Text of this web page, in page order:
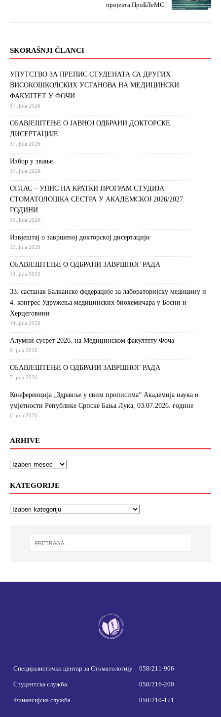
пројекта ПроБЛеМС
SKORAŠNJI ČLANCI
УПУТСТВО ЗА ПРЕПИС СТУДЕНАТА СА ДРУГИХ
ВИСОКОШКОЛСКИХ УСТАНОВА НА МЕДИЦИНСКИ
ФАКУЛТЕТ У ФОЧИ
17. jula 2026.
ОБАВЈЕШТЕЊЕ О ЈАВНОЈ ОДБРАНИ ДОКТОРСКЕ
ДИСЕРТАЦИЈЕ
17. jula 2026.
Избор у звање
17. jula 2026.
ОГЛАС – УПИС НА КРАТКИ ПРОГРАМ СТУДИЈА
СТОМАТОЛОШКА СЕСТРА У АКАДЕМСКОЈ 2026/2027.
ГОДИНИ
15. jula 2026.
Извjeштaj o зaвршeнoj дoктoрскoj дисeртaциjи
15. jula 2026.
ОБАВЈЕШТЕЊЕ О ОДБРАНИ ЗАВРШНОГ РАДА
14. jula 2026.
33. састанак Балканске федерације за лабораторијску медицину и
4. конгрес Удружења медицинских биохемичара у Босни и
Херцеговини
14. jula 2026.
Алумни сусрет 2026. на Медицинском факултету Фоча
9. jula 2026.
ОБАВЈЕШТЕЊЕ О ОДБРАНИ ЗАВРШНОГ РАДА
7. jula 2026.
Конференција „Здравље у свим прописима“ Академија наука и
умјетности Републике Српске Бања Лука, 03.07.2026. године
6. jula 2026.
ARHIVE
KATEGORIJE
Специјалистички центар за Стоматологију 058/211-906
Студентска служба 058/216-200
Финансијска служба 058/210-171